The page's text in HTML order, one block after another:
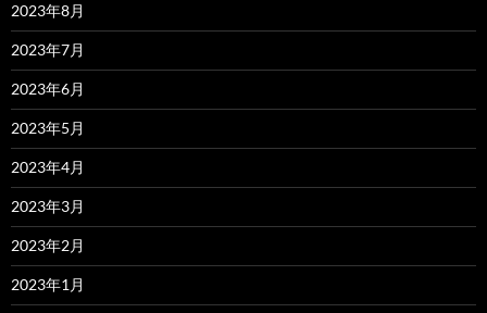
2023年8月
2023年7月
2023年6月
2023年5月
2023年4月
2023年3月
2023年2月
2023年1月